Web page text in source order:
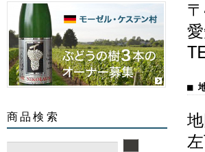
商品検索
■